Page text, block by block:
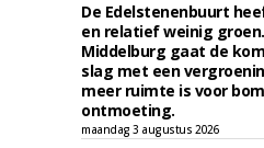
De Edelstenenbuurt
en relatief weinig
Middelburg gaat de
slag met een
meer ruimte is voor
ontmoeting.
maandag 3 augustus 2026